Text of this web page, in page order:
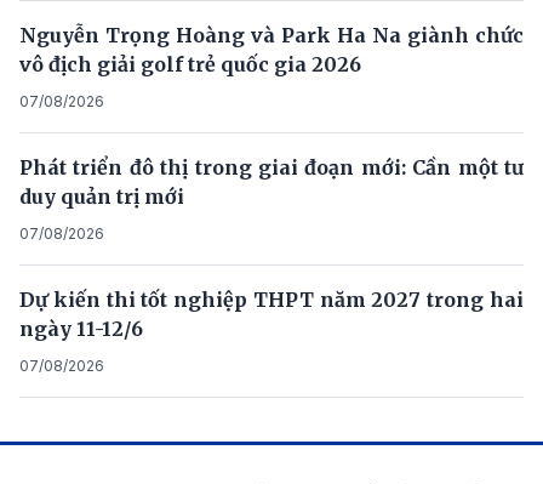
Nguyễn Trọng Hoàng và Park Ha Na giành chức
vô địch giải golf trẻ quốc gia 2026
07/08/2026
Phát triển đô thị trong giai đoạn mới: Cần một tư
duy quản trị mới
07/08/2026
Dự kiến thi tốt nghiệp THPT năm 2027 trong hai
ngày 11-12/6
07/08/2026